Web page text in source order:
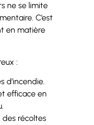
ne se limite
C’est
en matière
:
d’incendie.
efficace en
des récoltes